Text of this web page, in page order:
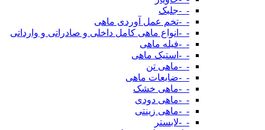
-_-جلبک
-_-تخم عمل آوردی ماهی
-_-انواع ماهی کامل داخلی و صادراتی و وارداتی
-_-فیله ماهی
-_-استیک ماهی
-_-ماهی تن
-_-ضایعات ماهی
-_-ماهی خشک
-_-ماهی دودی
-_-ماهی زینتی
-_-لابستر